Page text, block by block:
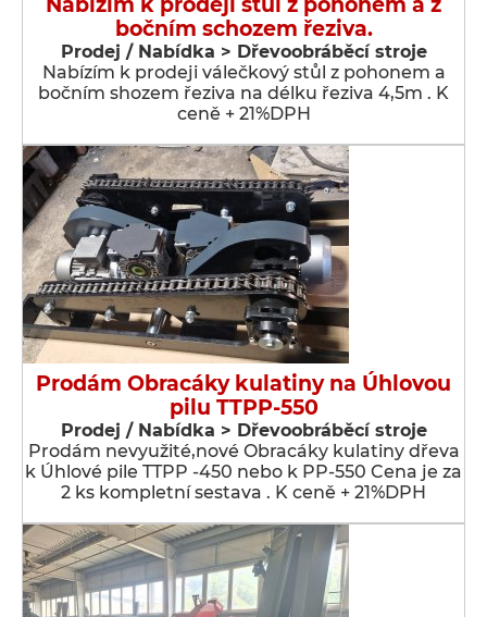
bočním schozem řeziva.
Prodej / Nabídka > Dřevoobráběcí stroje
Nabízím k prodeji válečkový stůl z pohonem a
bočním shozem řeziva na délku řeziva 4,5m . K
ceně + 21%DPH
Prodám Obracáky kulatiny na Úhlovou
pilu TTPP-550
Prodej / Nabídka > Dřevoobráběcí stroje
Prodám nevyužité,nové Obracáky kulatiny dřeva
k Úhlové pile TTPP -450 nebo k PP-550 Cena je za
2 ks kompletní sestava . K ceně + 21%DPH